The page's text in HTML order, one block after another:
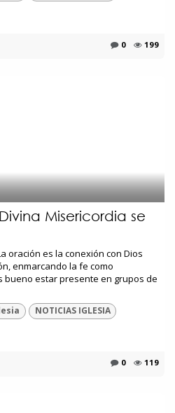
0 199
Misericordia se
oración es la conexión con Dios
enmarcando la fe como
bueno estar presente en grupos de
NOTICIAS IGLESIA
0 119